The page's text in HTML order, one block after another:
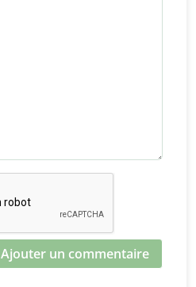
Ajouter un commentaire